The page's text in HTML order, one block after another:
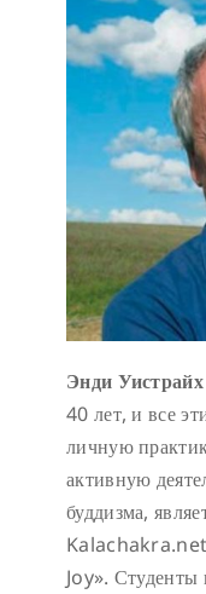
Энди Уистрайх
40 лет, и все
личную
активную
буддизма,
Joy».